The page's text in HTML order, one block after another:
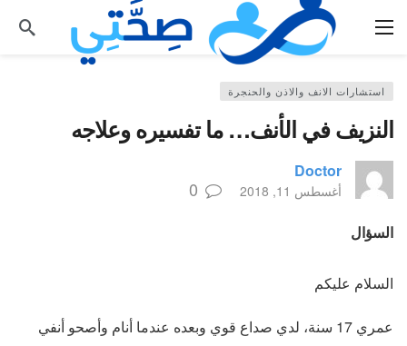
استشارات الانف والاذن والحنجرة
النزيف في الأنف… ما تفسيره وعلاجه
Doctor
أغسطس 11, 2018 0
السؤال
السلام عليكم
عمري 17 سنة، لدي صداع قوي وبعده عندما أنام وأصحو أنفي